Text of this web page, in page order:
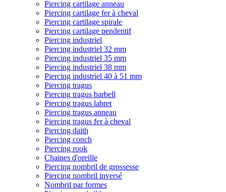
Piercing cartilage anneau
Piercing cartilage fer à cheval
Piercing cartilage spirale
Piercing cartilage pendentif
Piercing industriel
Piercing industriel 32 mm
Piercing industriel 35 mm
Piercing industriel 38 mm
Piercing industriel 40 à 51 mm
Piercing tragus
Piercing tragus barbell
Piercing tragus labret
Piercing tragus anneau
Piercing tragus fer à cheval
Piercing daith
Piercing conch
Piercing rook
Chaines d'oreille
Piercing nombril de grossesse
Piercing nombril inversé
Nombril par formes